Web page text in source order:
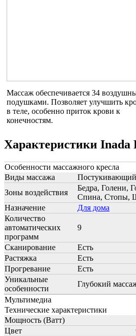
Массаж обеспечивается 34
подушками. Позволяет улучшить
в теле, особенно приток крови к
конечностям.
Характеристики Inada
Особенности массажного кресла
Виды массажа
Зоны воздействия
Бедра, Голени,
Спина, Стопы,
Назначение
Для дома
Количество
автоматических
программ
9
Сканирование
Есть
Растяжка
Есть
Прогревание
Есть
Уникальные
особенности
Глубокий
Мультимедиа
Технические характеристики
Мощность (Ватт)
Цвет